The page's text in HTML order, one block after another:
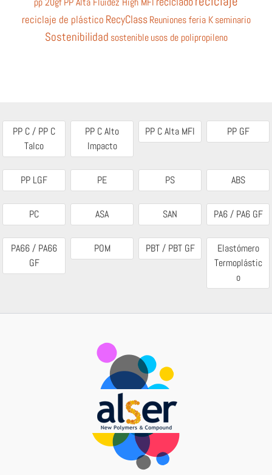
reciclaje de plástico RecyClass Reuniones feria K seminario
Sostenibilidad sostenible usos de polipropileno
PP C / PP C
Talco
PP C Alto
Impacto
PP C Alta MFI PP GF
PP LGF PE PS ABS
PC ASA SAN PA6 / PA6 GF
PA66 / PA66
GF
POM PBT / PBT GF
Elastómero
Termoplástic
o